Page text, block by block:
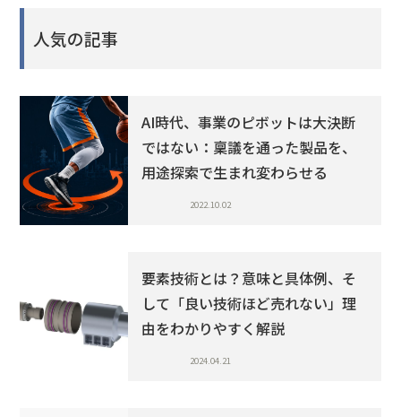
人気の記事
AI時代、事業のピボットは大決断
ではない：稟議を通った製品を、
用途探索で生まれ変わらせる
2022.10.02
要素技術とは？意味と具体例、そ
して「良い技術ほど売れない」理
由をわかりやすく解説
2024.04.21